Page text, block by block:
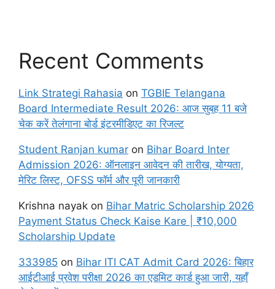
Recent Comments
Link Strategi Rahasia on TGBIE Telangana
Board Intermediate Result 2026: आज सुबह 11 बजे
चेक करें तेलंगाना बोर्ड इंटरमीडिएट का रिजल्ट
Student Ranjan kumar on Bihar Board Inter
Admission 2026: ऑनलाइन आवेदन की तारीख, योग्यता,
मेरिट लिस्ट, OFSS फॉर्म और पूरी जानकारी
Krishna nayak on Bihar Matric Scholarship 2026
Payment Status Check Kaise Kare | ₹10,000
Scholarship Update
333985 on Bihar ITI CAT Admit Card 2026: बिहार
आईटीआई प्रवेश परीक्षा 2026 का एडमिट कार्ड हुआ जारी, यहाँ